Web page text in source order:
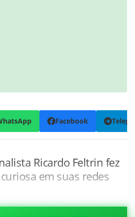
Facebook
Ricardo Feltrin fez
em suas redes